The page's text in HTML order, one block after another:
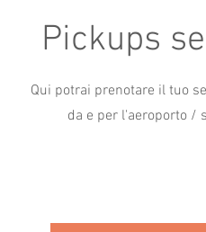
Pickups
Qui potrai prenotare il tuo
da e per l'aeroporto /